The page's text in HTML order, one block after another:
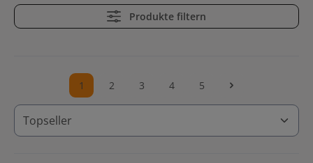
Produkte filtern
Seite
1 Seite
2 Seite
3 Seite
4 Seite
5